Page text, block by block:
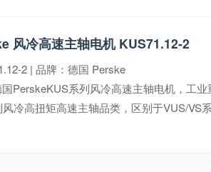
风冷高速主轴电机 KUS71.12-2
2 | 品牌：德国 Perske
PerskeKUS系列风冷高速主轴电机，工
冷高扭矩高速主轴品类，区别于VUS/VS